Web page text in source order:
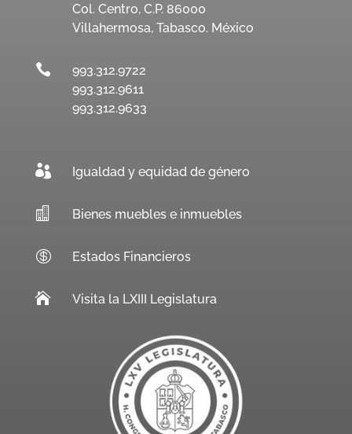
Col. Centro, C.P. 86000
Villahermosa, Tabasco. México

993.312.9722
993.312.9611
993.312.9633
 Igualdad y equidad de género
 Bienes muebles e inmuebles
 Estados Financieros
 Visita la LXIII Legislatura